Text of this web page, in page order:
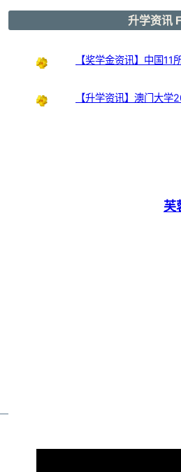
升学资讯
【奖学金资讯】中国
【升学资讯】澳门大
芙